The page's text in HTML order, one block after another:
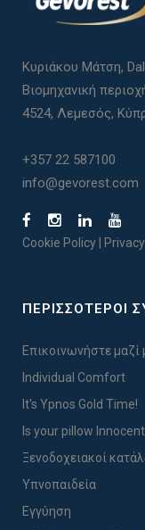
Κυριάκου Μάτση,
Βιομηχανική
4524, Λεμεσός,
+357 22 587100
info@gevorest.com
Cookie Policy
ΠΕΡΙΣΣΟΤΕΡΟΙ
Επικοινωνήστε μαζί
Individual Comfort
It's Ypnos Gold Time!
Is your pillow
Ξενοδοχειακοί
Υπνοπαιδεία
Εγγύηση